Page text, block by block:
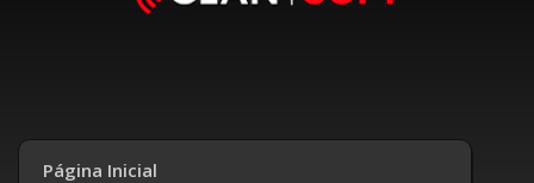
Página Inicial